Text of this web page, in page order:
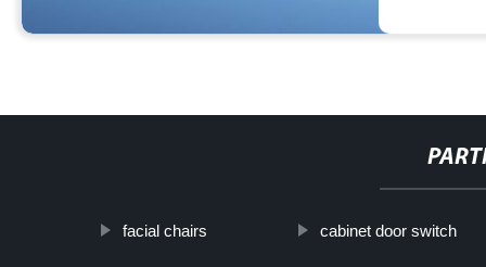
facial chairs cabinet door switch